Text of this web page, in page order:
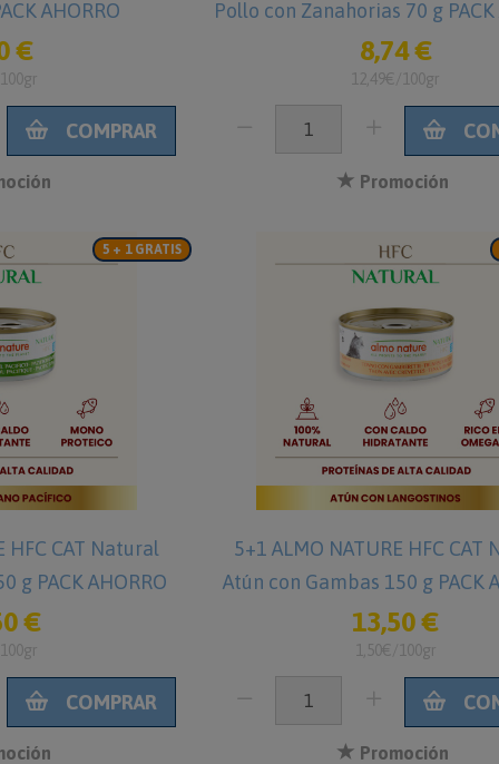
AHORRO
€
COMPRAR
Pollo con Zanahorias 70 g PACK
8,74 €
12,49€/100gr
Promoción
5 + 1 GRATIS
HFC CAT Natural
g PACK AHORRO
€
COMPRAR
5+1 ALMO NATURE HFC CAT
Atún con Gambas 150 g PACK
13,50 €
1,50€/100gr
Promoción